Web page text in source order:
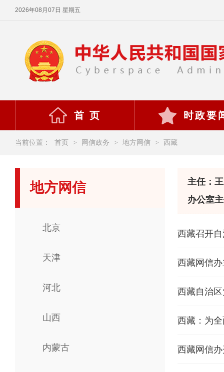
2026年08月07日 星期五
首 页 时政要
当前位置： 首页 > 网信政务 > 地方网信 > 西藏
地方网信
北京
天津
河北
山西
内蒙古
主任：
办公室
西藏召开
西藏网信
西藏自治
西藏：为
西藏网信